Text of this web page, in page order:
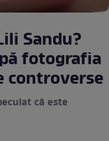
Sandu?
fotografia
controverse
că este